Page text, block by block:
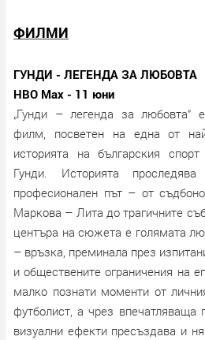
ФИЛМИ
ГУНДИ - ЛЕГЕНДА ЗА ЛЮБОВТА
HBO Max - 11 юни
„Гунди – легенда за любовта“
филм, посветен на една от
историята на българския
Гунди. Историята
професионален път – от
Маркова – Лита до трагичните
центъра на сюжета е голямата
– връзка, преминала през
и обществените ограничения на
малко познати моменти от
футболист, а чрез впечатляваща
визуални ефекти пресъздава и